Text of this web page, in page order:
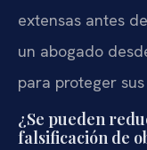
extensas antes
un abogado
para proteger
¿Se pueden
falsificación de